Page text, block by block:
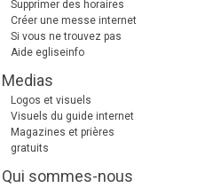
Supprimer des horaires
Créer une messe internet
Si vous ne trouvez pas
Aide egliseinfo
Medias
Logos et visuels
Visuels du guide internet
Magazines et prières
gratuits
Qui sommes-nous